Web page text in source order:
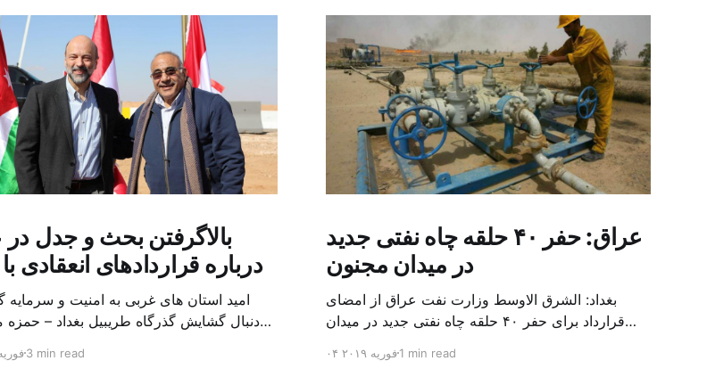
بالاگرفتن بحث و جدل
درباره قراردادهای انعقادی
امید استان های غربی به امنیت و سرمایه
دنبال گشایش گذرگاه طریبیل بغداد –
طریبیل توسط عادل عبد المهدی نخست وزیر
۰۴ فوریه3 min read
عراق: حفر ۴۰ حلقه چاه نفتی جدید
در میدان مجنون
بغداد: الشرق الاوسط وزارت نفت عراق از امضای
قرارداد برای حفر ۴۰ حلقه چاه نفتی جدید در میدان
محمد خضیر مدعامل شرکت حفاری عراق روز یکشنبه
۰۴ فوریه ۲۰۱۹1 min read